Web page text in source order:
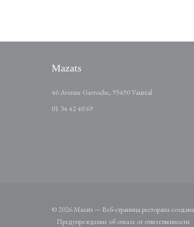
Mazats
46 Avenue Gavroche, 95490 Vauréal
01 34 42 40 69
© 2026 Mazats — Веб-страница ресторана создана
Предупреждение об отказе от ответственности